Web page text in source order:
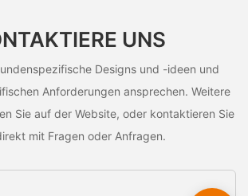
UNS
Designs und -ideen und
Anforderungen ansprechen. Weitere
Sie auf der Website, oder kontaktieren Sie
mit Fragen oder Anfragen.